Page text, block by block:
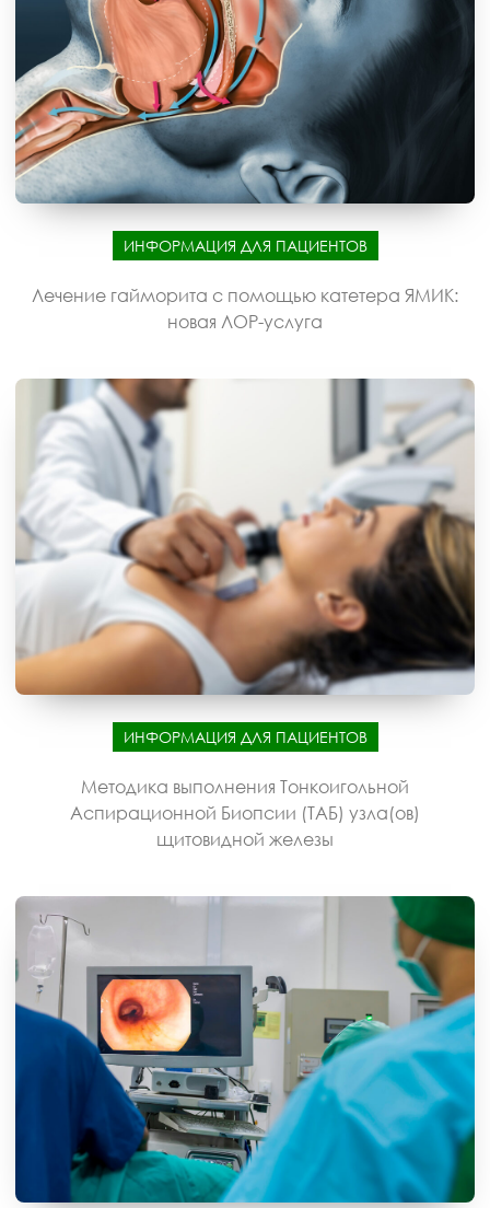
ИНФОРМАЦИЯ ДЛЯ ПАЦИЕНТОВ
Лечение гайморита с помощью катетера ЯМИК:
новая ЛОР-услуга
ИНФОРМАЦИЯ ДЛЯ ПАЦИЕНТОВ
Методика выполнения Тонкоигольной
Аспирационной Биопсии (ТАБ) узла(ов)
щитовидной железы